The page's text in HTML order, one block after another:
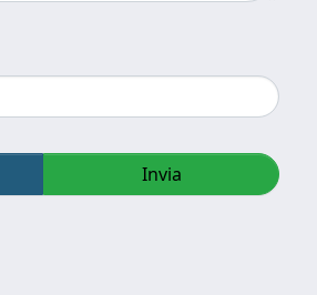
Invia